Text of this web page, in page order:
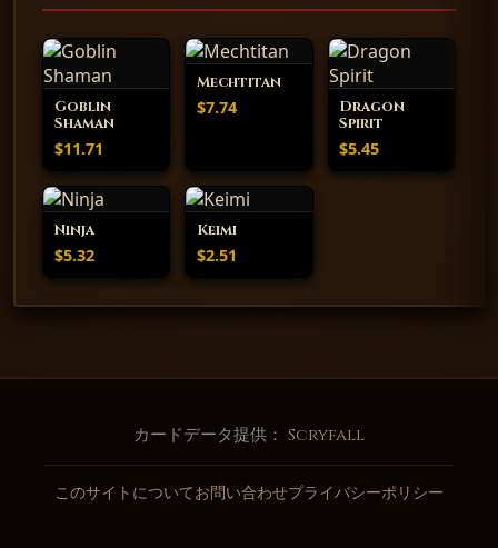
Goblin
Shaman
$11.71
Mechtitan
$7.74
Dragon
Spirit
$5.45
Ninja
$5.32
Keimi
$2.51
カードデータ提供： Scryfall
このサイトについてお問い合わせプライバシーポリシー